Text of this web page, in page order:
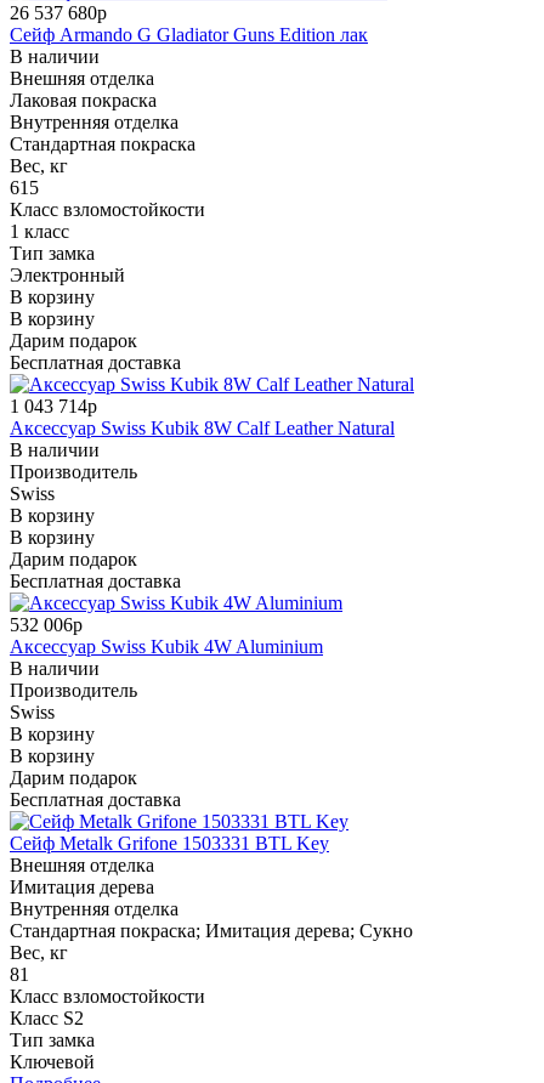
26 537 680р
Сейф Armando G Gladiator Guns Edition лак
В наличии
Внешняя отделка
Лаковая покраска
Внутренняя отделка
Стандартная покраска
Вес, кг
615
Класс взломостойкости
1 класс
Тип замка
Электронный
В корзину
В корзину
Дарим подарок
Бесплатная доставка
1 043 714р
Аксессуар Swiss Kubik 8W Calf Leather Natural
В наличии
Производитель
Swiss
В корзину
В корзину
Дарим подарок
Бесплатная доставка
532 006р
Аксессуар Swiss Kubik 4W Aluminium
В наличии
Производитель
Swiss
В корзину
В корзину
Дарим подарок
Бесплатная доставка
Сейф Metalk Grifone 1503331 BTL Key
Внешняя отделка
Имитация дерева
Внутренняя отделка
Стандартная покраска; Имитация дерева; Сукно
Вес, кг
81
Класс взломостойкости
Класс S2
Тип замка
Ключевой